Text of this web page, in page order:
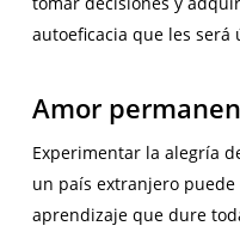
autoeficacia que les será
Amor
Experimentar la alegría
un país extranjero
aprendizaje que dure